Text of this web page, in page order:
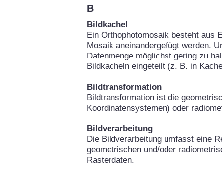
B
Bildkachel
Ein Orthophotomosaik besteht aus
Mosaik aneinandergefügt werden.
Datenmenge möglichst gering zu
Bildkacheln eingeteilt (z. B. in
Bildtransformation
Bildtransformation ist die
Koordinatensystemen) oder
Bildverarbeitung
Die Bildverarbeitung umfasst eine
geometrischen und/oder
Rasterdaten.